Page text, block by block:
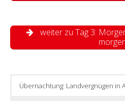
weiter zu Tag 3:
Übernachtung: Landvergnügen in